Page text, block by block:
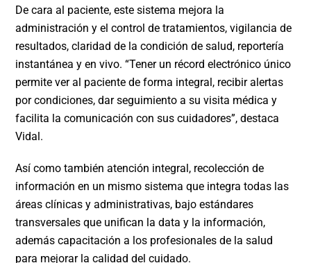
De cara al paciente, este sistema mejora la
administración y el control de tratamientos, vigilancia de
resultados, claridad de la condición de salud, reportería
instantánea y en vivo. “Tener un récord electrónico único
permite ver al paciente de forma integral, recibir alertas
por condiciones, dar seguimiento a su visita médica y
facilita la comunicación con sus cuidadores”, destaca
Vidal.
Así como también atención integral, recolección de
información en un mismo sistema que integra todas las
áreas clínicas y administrativas, bajo estándares
transversales que unifican la data y la información,
además capacitación a los profesionales de la salud
para mejorar la calidad del cuidado.